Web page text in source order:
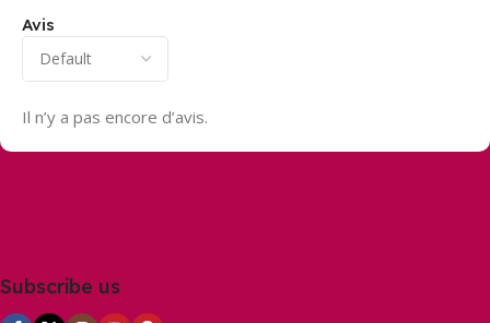
Avis
Il n’y a pas encore d’avis.
Subscribe us